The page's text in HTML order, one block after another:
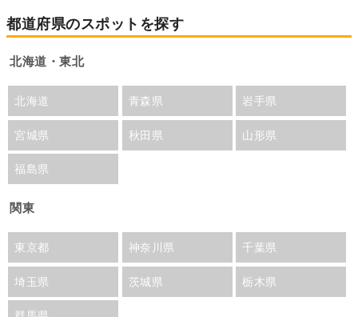
都道府県のスポットを探す
北海道・東北
北海道 青森県 岩手県
宮城県 秋田県 山形県
福島県
関東
東京都 神奈川県 千葉県
埼玉県 茨城県 栃木県